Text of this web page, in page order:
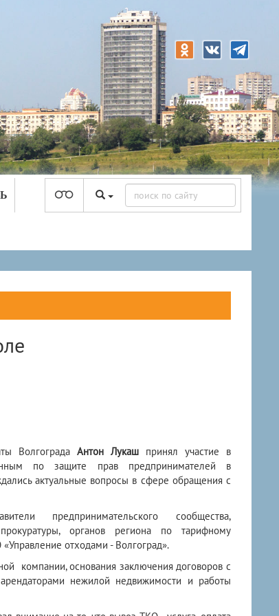
Волгограда Антон Лукашпринял участие в
по защите прав предпринимателей в
актуальные вопросы в сфере обращения с
предпринимательского сообщества,
органов региона по тарифному
отходами - Волгоград».
компании, основания заключения договоров с
нежилой недвижимости и работы